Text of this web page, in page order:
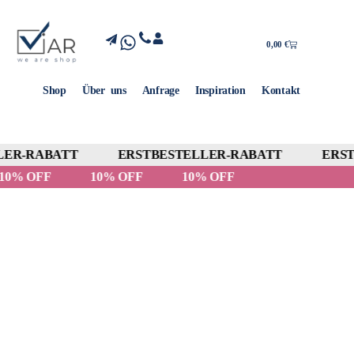
0,00 €
Shop Über uns Anfrage Inspiration Kontakt
RABATT ERSTBESTELLER-RABATT
10% OFF
10% OFF 10% OFF